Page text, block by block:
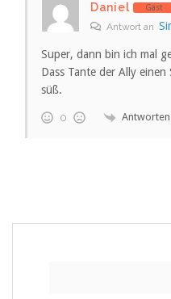
Daniel Gast
Antwort an
Super, dann bin ich mal
Dass Tante der Ally
süß.
0 Antworten